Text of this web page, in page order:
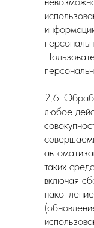
2.6.
любое
таких
включая